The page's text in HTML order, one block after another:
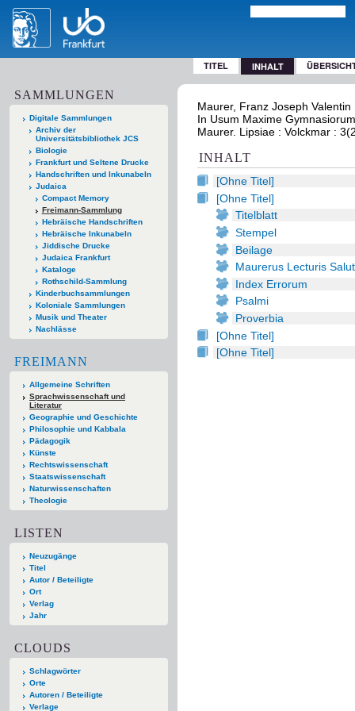
TITEL INHALT
SAMMLUNGEN
Digitale Sammlungen
Archiv der
Universitätsbibliothek JCS
Biologie
Frankfurt und Seltene Drucke
Handschriften und Inkunabeln
Judaica
Compact Memory
Freimann-Sammlung
Hebräische Handschriften
Hebräische Inkunabeln
Jiddische Drucke
Judaica Frankfurt
Kataloge
Rothschild-Sammlung
Kinderbuchsammlungen
Koloniale Sammlungen
Musik und Theater
Nachlässe
FREIMANN
Allgemeine Schriften
Sprachwissenschaft und
Literatur
Geographie und Geschichte
Philosophie und Kabbala
Pädagogik
Künste
Rechtswissenschaft
Staatswissenschaft
Naturwissenschaften
Theologie
LISTEN
Neuzugänge
Titel
Autor / Beteiligte
Ort
Verlag
Jahr
CLOUDS
Schlagwörter
Orte
Autoren / Beteiligte
Verlage
Maurer, Franz Joseph
In Usum Maxime
Maurer. Lipsiae : Volckmar :
INHALT
[Ohne Titel]
[Ohne Titel]
Titelblatt
Stempel
Beilage
Maurerus Lecturis
Index Errorum
Psalmi
Proverbia
[Ohne Titel]
[Ohne Titel]